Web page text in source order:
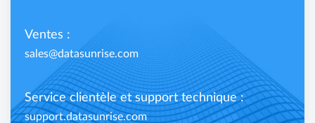
Ventes :
sales@datasunrise.com
Service clientèle et support technique :
support.datasunrise.com